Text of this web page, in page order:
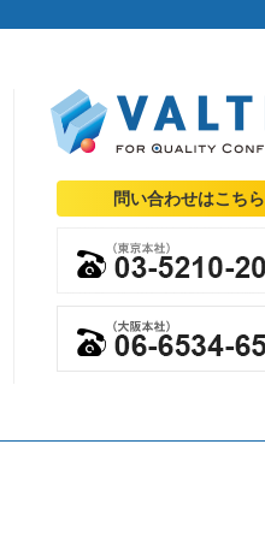
問い合わせはこちら